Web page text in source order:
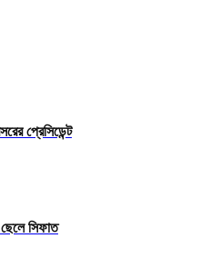
প্রেসিডেন্ট
সিফাত